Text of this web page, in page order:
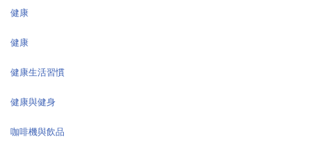
健康
健康
健康生活習慣
健康與健身
咖啡機與飲品